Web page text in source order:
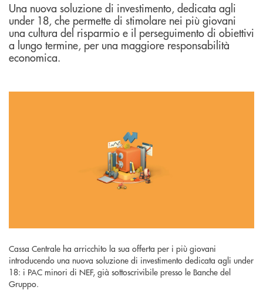
Una nuova soluzione di investimento, dedicata agli
under 18, che permette di stimolare nei più giovani
una cultura del risparmio e il perseguimento di obiettivi
a lungo termine, per una maggiore responsabilità
economica.
Cassa Centrale ha arricchito la sua offerta per i più giovani
introducendo una nuova soluzione di investimento dedicata agli under
18: i PAC minori di NEF, già sottoscrivibile presso le Banche del
Gruppo.